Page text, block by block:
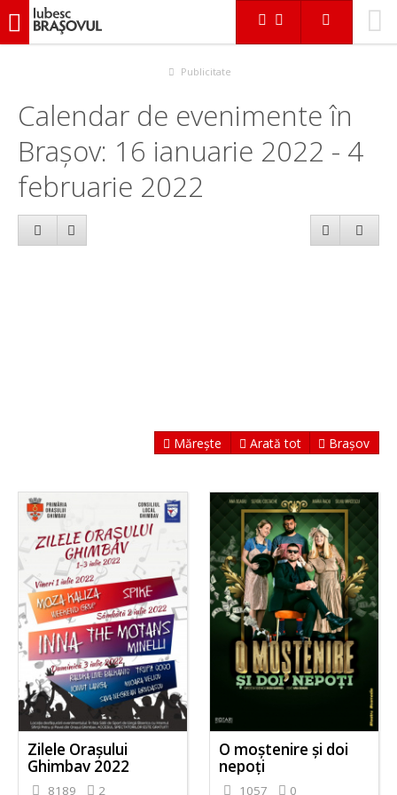
iubescbraşovul.ro
Publicitate
Calendar de evenimente în
Brașov: 16 ianuarie 2022 - 4
februarie 2022
Mărește Arată tot Brașov
Zilele Orașului
Ghimbav 2022
8189 2
O moștenire și doi
nepoți
1057 0